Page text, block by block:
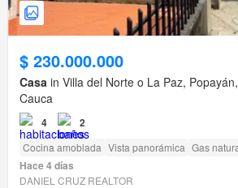
$ 230.000.000
Casa in Villa del Norte o La Paz,
Cauca
4 2
Cocina amoblada Vista panorámica Gas
Hace 4 días
DANIEL CRUZ REALTOR